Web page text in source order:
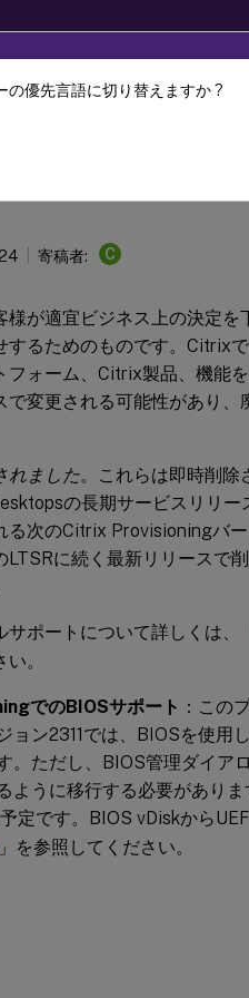
Citrix Provisioning 2311
寄稿者: C
様が適宜ビジネス上の決定
するためのものです。Citrix
フォーム、Citrix製品、機能
で変更される可能性があり
れました。これらは即時削
の長期サービスリリ
る次のCitrix Provisioningバ
LTSRに続く最新リリースで
サポートについて詳しくは、
。
でのBIOSサポート ：この
ョン2311では、BIOSを使用
。ただし、BIOS管理ダイア
ように移行する必要があり
定です。BIOS vDiskから
」を参照してください。
の優先言語に切り替えますか ?